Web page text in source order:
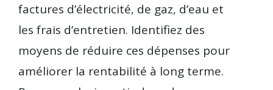
factures d’électricité, de gaz, d’eau et
les frais d’entretien. Identifiez des
moyens de réduire ces dépenses pour
améliorer la rentabilité à long terme.